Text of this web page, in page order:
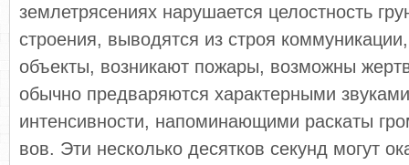
землетрясениях нарушается целостность
строения, выводятся из строя коммуникации,
объекты, возникают пожары, возможны
обычно предваряются характерными
интенсивности, напоминающими раскаты
вов. Эти несколько десятков секунд могут